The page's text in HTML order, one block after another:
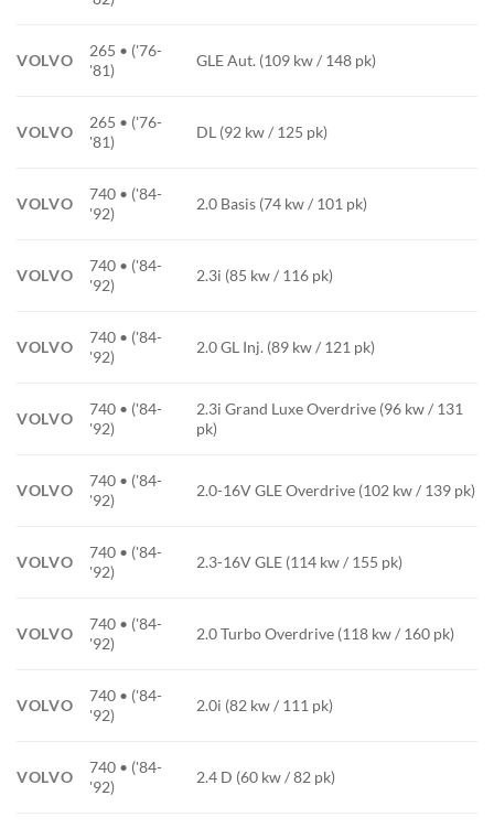
VOLVO
265 • ('76-
'81)
GLE Aut. (109 kw / 148 pk)
VOLVO
265 • ('76-
'81)
DL (92 kw / 125 pk)
VOLVO
740 • ('84-
'92)
2.0 Basis (74 kw / 101 pk)
VOLVO
740 • ('84-
'92)
2.3i (85 kw / 116 pk)
VOLVO
740 • ('84-
'92)
2.0 GL Inj. (89 kw / 121 pk)
VOLVO
740 • ('84-
'92)
2.3i Grand Luxe Overdrive (96 kw / 131
pk)
VOLVO
740 • ('84-
'92)
2.0-16V GLE Overdrive (102 kw / 139 pk)
VOLVO
740 • ('84-
'92)
2.3-16V GLE (114 kw / 155 pk)
VOLVO
740 • ('84-
'92)
2.0 Turbo Overdrive (118 kw / 160 pk)
VOLVO
740 • ('84-
'92)
2.0i (82 kw / 111 pk)
VOLVO
740 • ('84-
'92)
2.4 D (60 kw / 82 pk)